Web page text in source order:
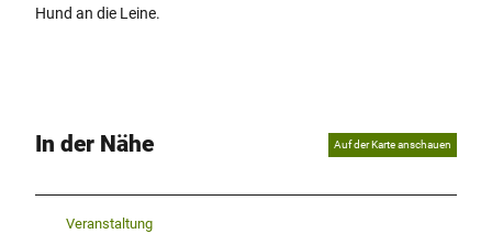
Hund an die Leine.
In der Nähe Auf der Karte anschauen
Veranstaltung